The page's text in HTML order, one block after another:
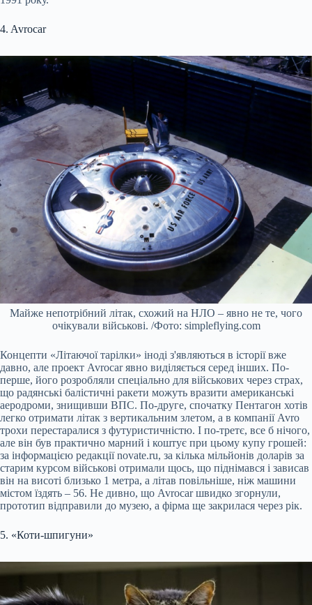
4. Avrocar
Майже непотрібний літак, схожий на НЛО – явно не те, чого
очікували військові. /Фото: simpleflying.com
Концепти «Літаючої тарілки» іноді з'являються в історії вже
давно, але проект Avrocar явно виділяється серед інших. По-
перше, його розробляли спеціально для військових через страх,
що радянські балістичні ракети можуть вразити американські
аеродроми, знищивши ВПС. По-друге, спочатку Пентагон хотів
легко отримати літак з вертикальним злетом, а в компанії Avro
трохи перестаралися з футуристичністю. І по-третє, все б нічого,
але він був практично марний і коштує при цьому купу грошей:
за інформацією редакції novate.ru, за кілька мільйонів доларів за
старим курсом військові отримали щось, що піднімався і зависав
він на висоті близько 1 метра, а літав повільніше, ніж машини
містом їздять – 56. Не дивно, що Avrocar швидко згорнули,
прототип відправили до музею, а фірма ще закрилася через рік.
5. «Коти-шпигуни»